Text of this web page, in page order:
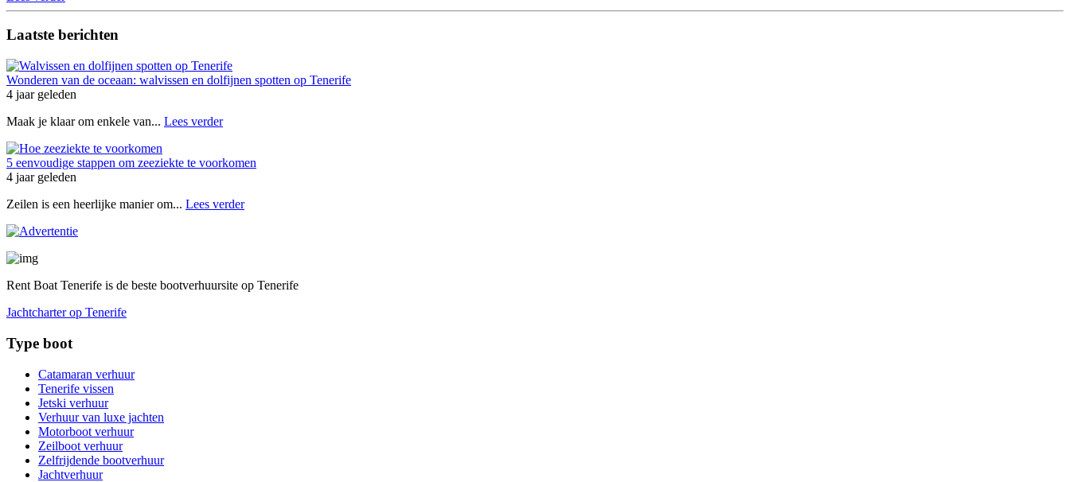
Laatste berichten
Wonderen van de oceaan: walvissen en dolfijnen spotten op Tenerife
4 jaar geleden
Maak je klaar om enkele van... Lees verder
5 eenvoudige stappen om zeeziekte te voorkomen
4 jaar geleden
Zeilen is een heerlijke manier om... Lees verder
Rent Boat Tenerife is de beste bootverhuursite op Tenerife
Jachtcharter op Tenerife
Type boot
Catamaran verhuur
Tenerife vissen
Jetski verhuur
Verhuur van luxe jachten
Motorboot verhuur
Zeilboot verhuur
Zelfrijdende bootverhuur
Jachtverhuur